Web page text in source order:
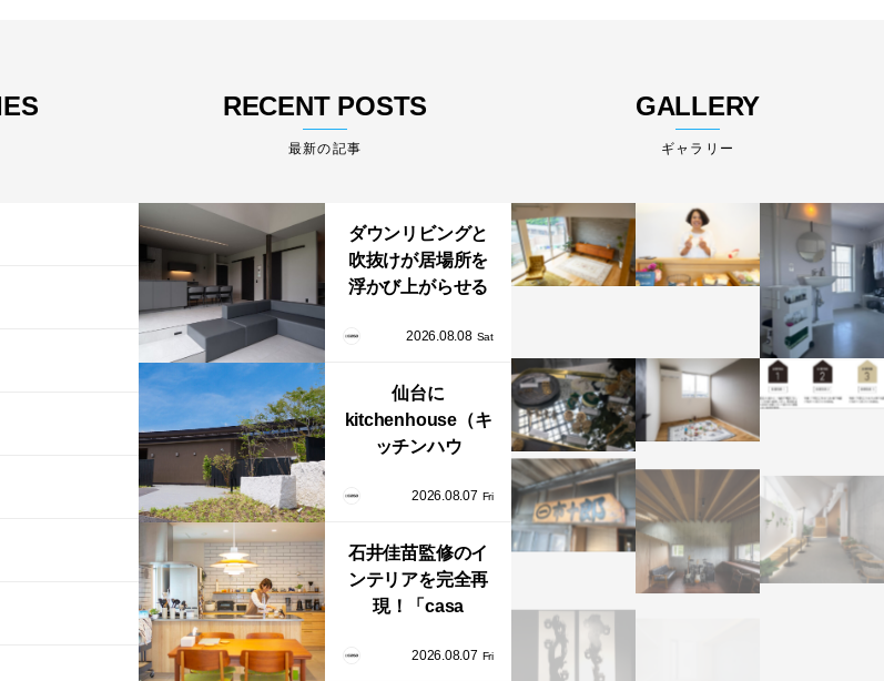
RECENT POSTS
最新の記事
ダウンリビングと
吹抜けが居場所を
浮かび上がらせる
上がる住まい」の
2026.08.08 Sat
仙台に
kitchenhouse（キ
ッチンハウ
（グラフテクト）
型ショールームが
オープン！
2026.08.07 Fri
石井佳苗監修のイ
ンテリアを完全再
現！「casa
リンネル）」で叶
2026.08.07 Fri
GALLERY
ギャラリー